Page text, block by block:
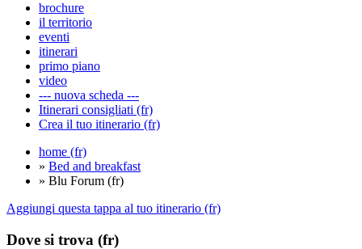
brochure
il territorio
eventi
itinerari
primo piano
video
--- nuova scheda ---
Itinerari consigliati (fr)
Crea il tuo itinerario (fr)
home (fr)
» Bed and breakfast
» Blu Forum (fr)
Aggiungi questa tappa al tuo itinerario (fr)
Dove si trova (fr)